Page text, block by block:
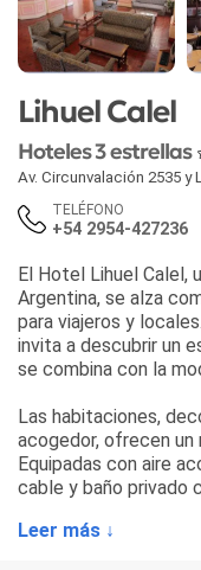
Lihuel Calel
Hoteles 3 estrellas
Av. Circunvalación 2535 y
TELÉFONO
+54 2954-427236
El Hotel Lihuel Calel,
Argentina, se alza
para viajeros y
invita a descubrir un
se combina con la
Las habitaciones,
acogedor, ofrecen un
Equipadas con aire
cable y baño privado
Leer más ↓